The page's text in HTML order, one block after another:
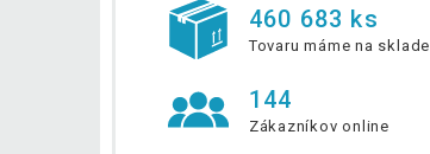
460 683 ks
Tovaru máme na sklade
144
Zákazníkov online